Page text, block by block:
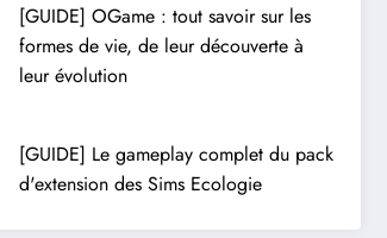
[GUIDE] OGame : tout savoir sur les
formes de vie, de leur découverte à
leur évolution
[GUIDE] Le gameplay complet du pack
d'extension des Sims Ecologie